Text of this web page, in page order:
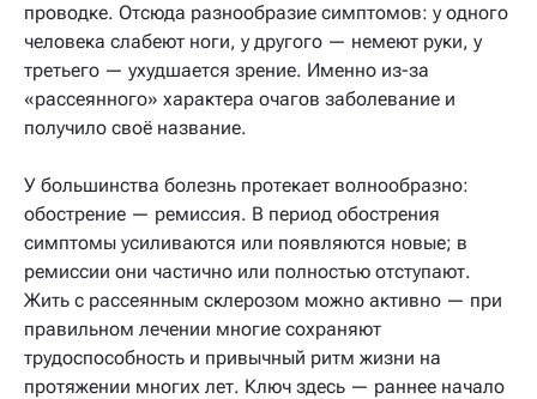
проводке. Отсюда разнообразие симптомов: у одного
человека слабеют ноги, у другого — немеют руки, у
третьего — ухудшается зрение. Именно из-за
«рассеянного» характера очагов заболевание и
получило своё название.
У большинства болезнь протекает волнообразно:
обострение — ремиссия. В период обострения
симптомы усиливаются или появляются новые; в
ремиссии они частично или полностью отступают.
Жить с рассеянным склерозом можно активно — при
правильном лечении многие сохраняют
трудоспособность и привычный ритм жизни на
протяжении многих лет. Ключ здесь — раннее начало